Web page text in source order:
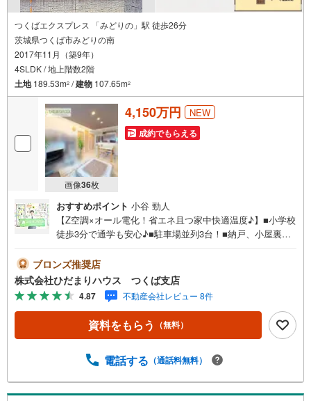
つくばエクスプレス 「みどりの」駅 徒歩26分
茨城県つくば市みどりの南
2017年11月（築9年）
4SLDK / 地上階数2階
土地189.53m2 /建物 107.65m2
画像36枚
4,150万円 NEW
成約でもらえる
おすすめポイント 小谷 勁人
【Z空調×オール電化！省エネ且つ家中快適温度♪】■小学校
徒歩3分で通学も安心♪■駐車場並列3台！■納戸、小屋裏収
リビング空間♪未公開写真はひだまりハウスHPにて公開中
♪■高台角地につき眺望良好！ハザードも安心です！■Z空調
効果で廊下や階段まで家中快適な温度を保てます■大きな小
屋裏収納はお子様の秘密基地としてもお使いいただけます
♪ひだまりハウスについて・・。引渡し件数3.800件以上
信頼される理由◆宅地建物取引士 ◆ファイナンシャルプ
注文住宅の経験多くの資格を保有するスタッフ『お客様に
が不安に思う事、疑問に思う事何でもお話し頂き、頼りに
ブロンズ推奨店
株式会社ひだまりハウス つくば支店
4.87 不動産会社レビュー 8件
資料をもらう （無料）
電話する （通話料無料）